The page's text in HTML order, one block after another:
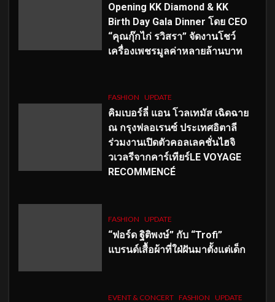
Opening KK Diamond & KK
Birth Day Gala Dinner โดย CEO
“คุณกุ๊กไก่ รวิสรา” จัดงานโชว์
เครื่องเพชรมูลค่าหลายล้านบาท
FASHION UPDATE
คิมเบอร์ลี่ แอน โวลเทมัส เฉิดฉาย
ณ กรุงฟลอเรนซ์ ประเทศอิตาลี
ร่วมงานเปิดตัวคอลเลคชั่นไฮจิ
วเวลรีจากคาร์เทียร์LE VOYAGE
RECOMMENCÉ
FASHION UPDATE
“ฟอร์ด ฐิติพงษ์” กับ “Trofi”
แบรนด์เสื้อผ้าที่ใฝ่ฝันมาตั้งแต่เด็ก
EVENT & CONCERT FASHION UPDATE